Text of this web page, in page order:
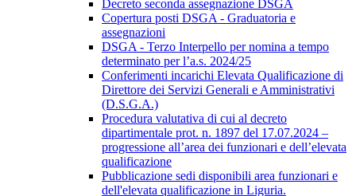
Decreto seconda assegnazione DSGA
Copertura posti DSGA - Graduatoria e
assegnazioni
DSGA - Terzo Interpello per nomina a tempo
determinato per l’a.s. 2024/25
Conferimenti incarichi Elevata Qualificazione di
Direttore dei Servizi Generali e Amministrativi
(D.S.G.A.)
Procedura valutativa di cui al decreto
dipartimentale prot. n. 1897 del 17.07.2024 –
progressione all’area dei funzionari e dell’elevata
qualificazione
Pubblicazione sedi disponibili area funzionari e
dell'elevata qualificazione in Liguria.